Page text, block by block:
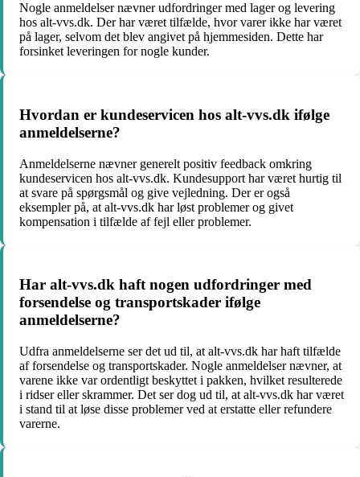
Nogle anmeldelser nævner udfordringer med lager og levering
hos alt-vvs.dk. Der har været tilfælde, hvor varer ikke har været
på lager, selvom det blev angivet på hjemmesiden. Dette har
forsinket leveringen for nogle kunder.
Hvordan er kundeservicen hos alt-vvs.dk ifølge
anmeldelserne?
Anmeldelserne nævner generelt positiv feedback omkring
kundeservicen hos alt-vvs.dk. Kundesupport har været hurtig til
at svare på spørgsmål og give vejledning. Der er også
eksempler på, at alt-vvs.dk har løst problemer og givet
kompensation i tilfælde af fejl eller problemer.
Har alt-vvs.dk haft nogen udfordringer med
forsendelse og transportskader ifølge
anmeldelserne?
Udfra anmeldelserne ser det ud til, at alt-vvs.dk har haft tilfælde
af forsendelse og transportskader. Nogle anmeldelser nævner, at
varene ikke var ordentligt beskyttet i pakken, hvilket resulterede
i ridser eller skrammer. Det ser dog ud til, at alt-vvs.dk har været
i stand til at løse disse problemer ved at erstatte eller refundere
varerne.